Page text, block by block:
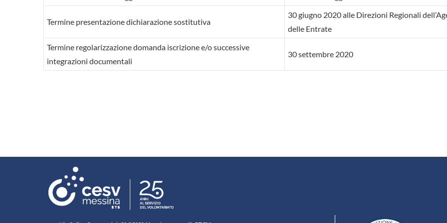
Termine presentazione dichiarazione sostitutiva
30 giugno 2020 alle Direzioni Regionali
delle Entrate
Termine regolarizzazione domanda iscrizione e/o successive
integrazioni documentali
30 settembre 2020